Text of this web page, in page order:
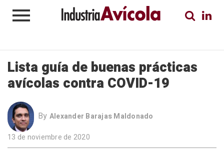
Lista guía de buenas prácticas
avícolas contra COVID-19
By Alexander Barajas Maldonado
13 de noviembre de 2020